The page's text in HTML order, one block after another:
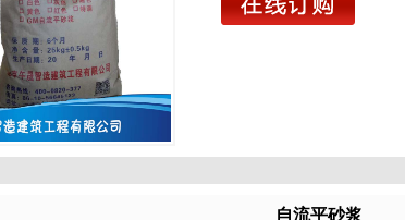
自流平砂浆